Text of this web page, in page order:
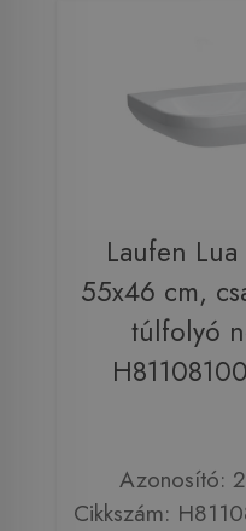
Laufen
55x46 cm,
túlfolyó
Azonosító:
Cikkszám: